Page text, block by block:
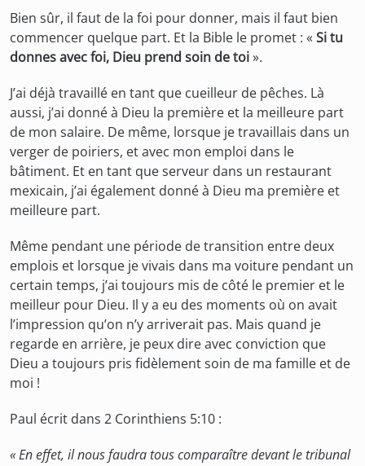
Bien sûr, il faut de la foi pour donner, mais il faut bien
commencer quelque part. Et la Bible le promet : «Si tu
donnes avec foi, Dieu prend soin de toi».
J’ai déjà travaillé en tant que cueilleur de pêches. Là
aussi, j’ai donné à Dieu la première et la meilleure part
de mon salaire. De même, lorsque je travaillais dans un
verger de poiriers, et avec mon emploi dans le
bâtiment. Et en tant que serveur dans un restaurant
mexicain, j’ai également donné à Dieu ma première et
meilleure part.
Même pendant une période de transition entre deux
emplois et lorsque je vivais dans ma voiture pendant un
certain temps, j’ai toujours mis de côté le premier et le
meilleur pour Dieu. Il y a eu des moments où on avait
l’impression qu’on n’y arriverait pas. Mais quand je
regarde en arrière, je peux dire avec conviction que
Dieu a toujours pris fidèlement soin de ma famille et de
moi !
Paul écrit dans 2 Corinthiens 5:10 :
« En effet, il nous faudra tous comparaître devant le tribunal